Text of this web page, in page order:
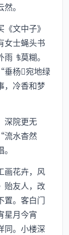
。
文中子》
女士蝇头书
莫糊。
垂杨宛地绿
，冷香和梦
深院更无
流水杳然
画花卉，风
贻友人，改
置。客白门
星月今宵
同。小楼深